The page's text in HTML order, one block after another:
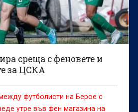
среща с феновете и
за ЦСКА
футболисти на Берое с
утре във фен магазина на